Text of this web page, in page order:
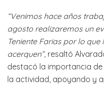
“Venimos hace años
agosto realizaremos un
Teniente Farias por lo
acerquen”, resaltó
destacó la importancia
la actividad, apoyando y